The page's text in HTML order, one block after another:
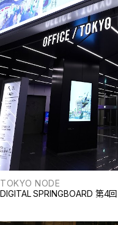
TOKYO NODE
DIGITAL SPRINGBOARD 第4回